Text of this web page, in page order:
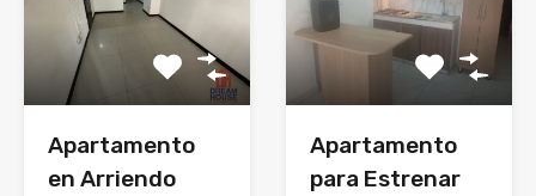
Apartamento
en Arriendo
Apartamento
para Estrenar